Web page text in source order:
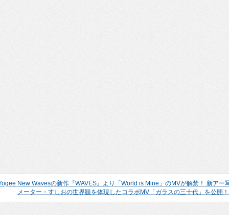
New Wavesの新作『WAVES』より「World is Mine」のMVが解禁！ 新アー
メーター・すしおの世界観を体現したコラボMV「ガラスの三十代」を公開